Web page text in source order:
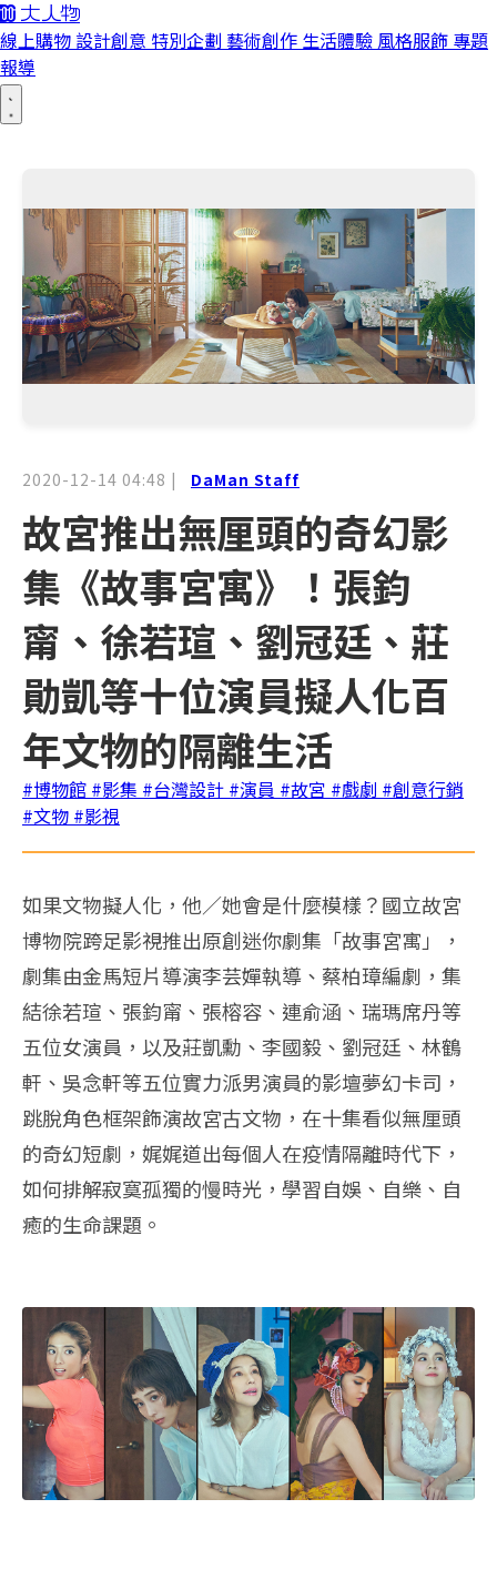
線上購物 設計創意 特別企劃 藝術創作 生活體驗 風格服飾 專題
報導
2020-12-14 04:48 | DaMan Staff
故宮推出無厘頭的奇幻影
集《故事宮寓》！張鈞
甯、徐若瑄、劉冠廷、莊
勛凱等十位演員擬人化百
年文物的隔離生活
#博物館 #影集 #台灣設計 #演員 #故宮 #戲劇 #創意行銷
#文物 #影視
如果文物擬人化，他∕她會是什麼模樣？國立故宮
博物院跨足影視推出原創迷你劇集「故事宮寓」，
劇集由金馬短片導演李芸嬋執導、蔡柏璋編劇，集
結徐若瑄、張鈞甯、張榕容、連俞涵、瑞瑪席丹等
五位女演員，以及莊凱勳、李國毅、劉冠廷、林鶴
軒、吳念軒等五位實力派男演員的影壇夢幻卡司，
跳脫角色框架飾演故宮古文物，在十集看似無厘頭
的奇幻短劇，娓娓道出每個人在疫情隔離時代下，
如何排解寂寞孤獨的慢時光，學習自娛、自樂、自
癒的生命課題。